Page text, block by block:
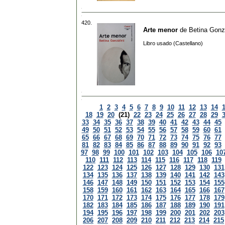
420.
Arte menor de Betina
Libro usado (Castellano)
1 2 3 4 5 6 7 8 9 10 11 12 13 14
18 19 20 (21) 22 23 24 25 26 27 28 29
33 34 35 36 37 38 39 40 41 42 43 44 45
49 50 51 52 53 54 55 56 57 58 59 60 61
65 66 67 68 69 70 71 72 73 74 75 76 77
81 82 83 84 85 86 87 88 89 90 91 92 93
97 98 99 100 101 102 103 104 105 106
110 111 112 113 114 115 116 117 118 119
122 123 124 125 126 127 128 129 130 131
134 135 136 137 138 139 140 141 142 143
146 147 148 149 150 151 152 153 154 155
158 159 160 161 162 163 164 165 166 167
170 171 172 173 174 175 176 177 178 179
182 183 184 185 186 187 188 189 190 191
194 195 196 197 198 199 200 201 202 203
206 207 208 209 210 211 212 213 214 215